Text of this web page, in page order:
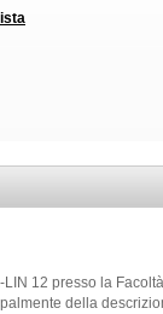
12 presso la
della